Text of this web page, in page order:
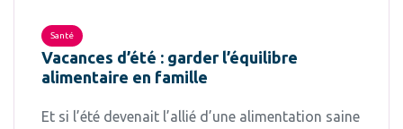
Santé
Vacances d’été : garder l’équilibre
alimentaire en famille
Et si l’été devenait l’allié d’une alimentation saine